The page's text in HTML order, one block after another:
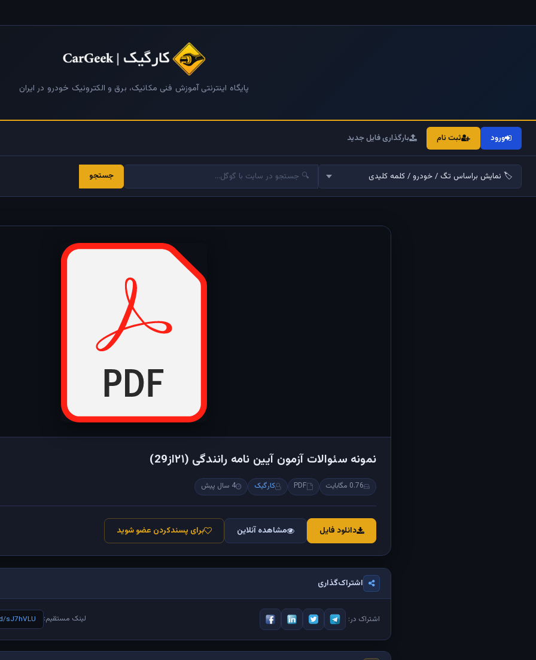
پایگاه اینترنتی آموزش فنی مکانیک، برق و الکترونیک خودرو در ایران
ورود ثبت نام بارگذاری فایل جدید
جستجو
نمونه سئوالات آزمون آیین نامه رانندگی (۲۱از29)
0.76 مگابایت PDF کارگیک 4 سال پیش
دانلود فایل مشاهده آنلاین برای پسندکردن عضو شوید
اشتراک‌گذاری
اشتراک در: لینک مستقیم: sJ7hVLU